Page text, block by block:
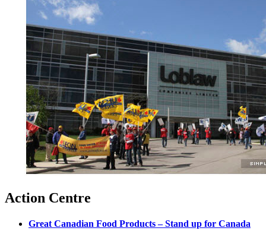
Action Centre
Great Canadian Food Products – Stand up for Canada